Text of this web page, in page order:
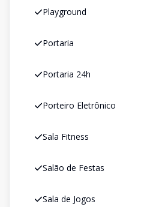
Playground
Portaria
Portaria 24h
Porteiro Eletrônico
Sala Fitness
Salão de Festas
Sala de Jogos